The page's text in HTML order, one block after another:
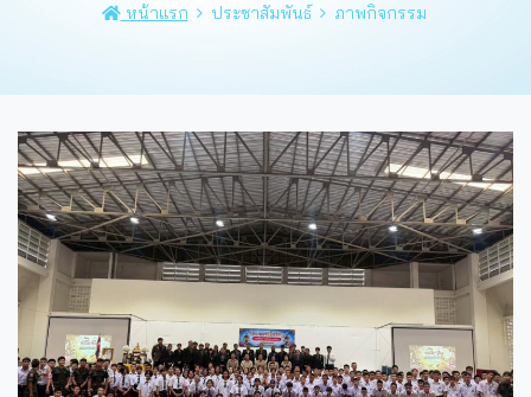
หน้าแรก ประชาสัมพันธ์ ภาพกิจกรรม